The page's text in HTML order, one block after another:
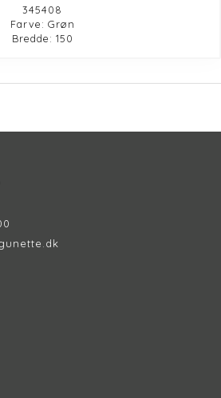
345408
Farve: Grøn
Bredde: 150